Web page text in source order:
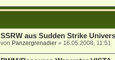
SSRW aus Sudden Strike
von Panzergrenadier» 16.05.2008, 11:51